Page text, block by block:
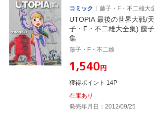
コミック
藤子・F・不二雄大
UTOPIA 最後の世界大戦/
子・F・不二雄大全集) 藤
集
藤子・F・不二雄
¥1,540円
獲得ポイント 14P
在庫あり
発売年月日：2012/09/25